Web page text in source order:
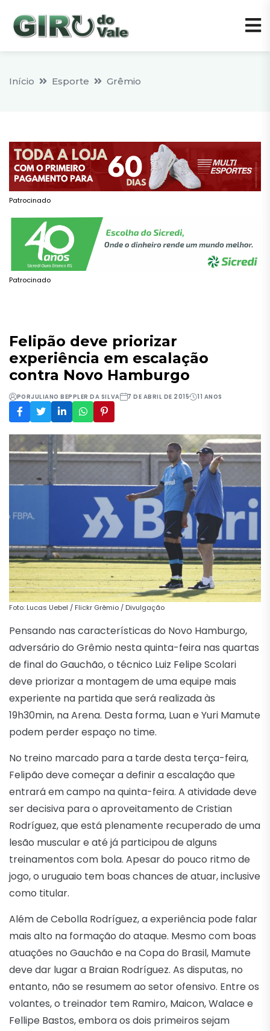
Início Esporte Grêmio
Patrocinado
Patrocinado
Felipão deve priorizar
experiência em escalação
contra Novo Hamburgo
PORJULIANO BEPPLER DA SILVA 7 DE ABRIL DE 2015 11 ANOS
Foto: Lucas Uebel / Flickr Grêmio / Divulgação
Pensando nas características do Novo Hamburgo,
adversário do Grêmio nesta quinta-feira nas quartas
de final do Gauchão, o técnico Luiz Felipe Scolari
deve priorizar a montagem de uma equipe mais
experiente na partida que será realizada às
19h30min, na Arena. Desta forma, Luan e Yuri Mamute
podem perder espaço no time.
No treino marcado para a tarde desta terça-feira,
Felipão deve começar a definir a escalação que
entrará em campo na quinta-feira. A atividade deve
ser decisiva para o aproveitamento de Cristian
Rodríguez, que está plenamente recuperado de uma
lesão muscular e até já participou de alguns
treinamentos com bola. Apesar do pouco ritmo de
jogo, o uruguaio tem boas chances de atuar, inclusive
como titular.
Além de Cebolla Rodríguez, a experiência pode falar
mais alto na formação do ataque. Mesmo com boas
atuações no Gauchão e na Copa do Brasil, Mamute
deve dar lugar a Braian Rodríguez. As disputas, no
entanto, não se resumem ao setor ofensivo. Entre os
volantes, o treinador tem Ramiro, Maicon, Walace e
Fellipe Bastos, embora os dois primeiros sejam